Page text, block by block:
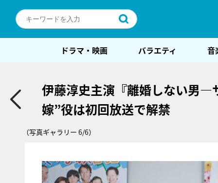
ドラマ・映画 バラエティ 音
伊藤淳史主演『離婚しない男
嫁”役は初回放送で解禁
（写真ギャラリー 6/6）